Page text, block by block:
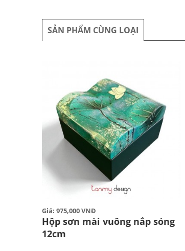
SẢN PHẨM CÙNG LOẠI
Giá: 975,000 VNĐ
Hộp sơn mài vuông nắp sóng
12cm